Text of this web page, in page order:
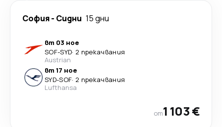
София- Сидни 15 дни
вт 03 ное
SOF-SYD· 2 прекачвания
Austrian
вт 17 ное
SYD-SOF· 2 прекачвания
Lufthansa
от1 103 €